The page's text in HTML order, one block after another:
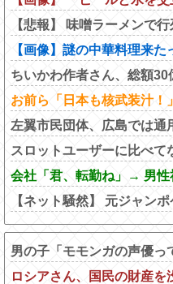
【悲報】 味噌ラーメンで
【画像】謎の中華料理来
ちいかわ作者さん、総額
お前ら「日本も核武装汁
左翼市民団体、広島では通
スロットユーザーに比べて
会社「君、転勤ね」→ 男性
【ネット騒然】 元ジャン
男の子「モモンガの声優
ロシアさん、国民の財産を